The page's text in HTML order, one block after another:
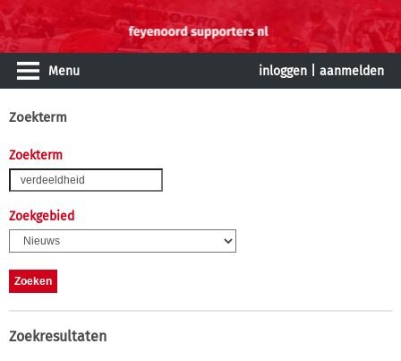
Menu inloggen aanmelden
Zoekterm
Zoekterm
Zoekgebied
Zoekresultaten